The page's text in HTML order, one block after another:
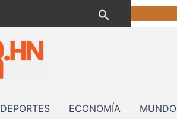
Buscar
DEPORTES ECONOMÍA MUNDO